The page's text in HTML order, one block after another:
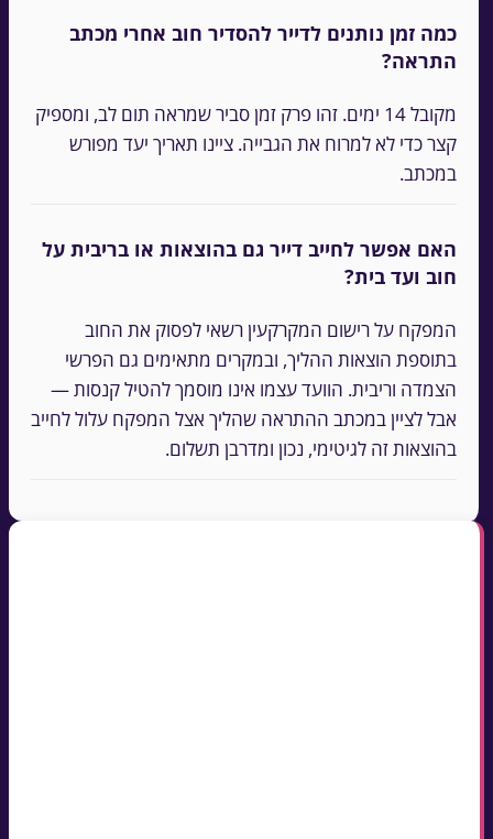
כמה זמן נותנים לדייר להסדיר חוב אחרי מכתב
התראה?
מקובל 14 ימים. זהו פרק זמן סביר שמראה תום לב, ומספיק
קצר כדי לא למרוח את הגבייה. ציינו תאריך יעד מפורש
במכתב.
האם אפשר לחייב דייר גם בהוצאות או בריבית על
חוב ועד בית?
המפקח על רישום המקרקעין רשאי לפסוק את החוב
בתוספת הוצאות ההליך, ובמקרים מתאימים גם הפרשי
הצמדה וריבית. הוועד עצמו אינו מוסמך להטיל קנסות —
אבל לציין במכתב ההתראה שהליך אצל המפקח עלול לחייב
בהוצאות זה לגיטימי, נכון ומדרבן תשלום.